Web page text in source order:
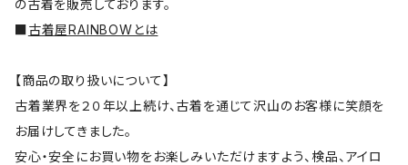
の古着を販売しております。
■古着屋RAINBOWとは
【商品の取り扱いについて】
古着業界を２０年以上続け、古着を通じて沢山のお客様に笑顔を
お届けしてきました。
安心・安全にお買い物をお楽しみいただけますよう、検品、アイロ